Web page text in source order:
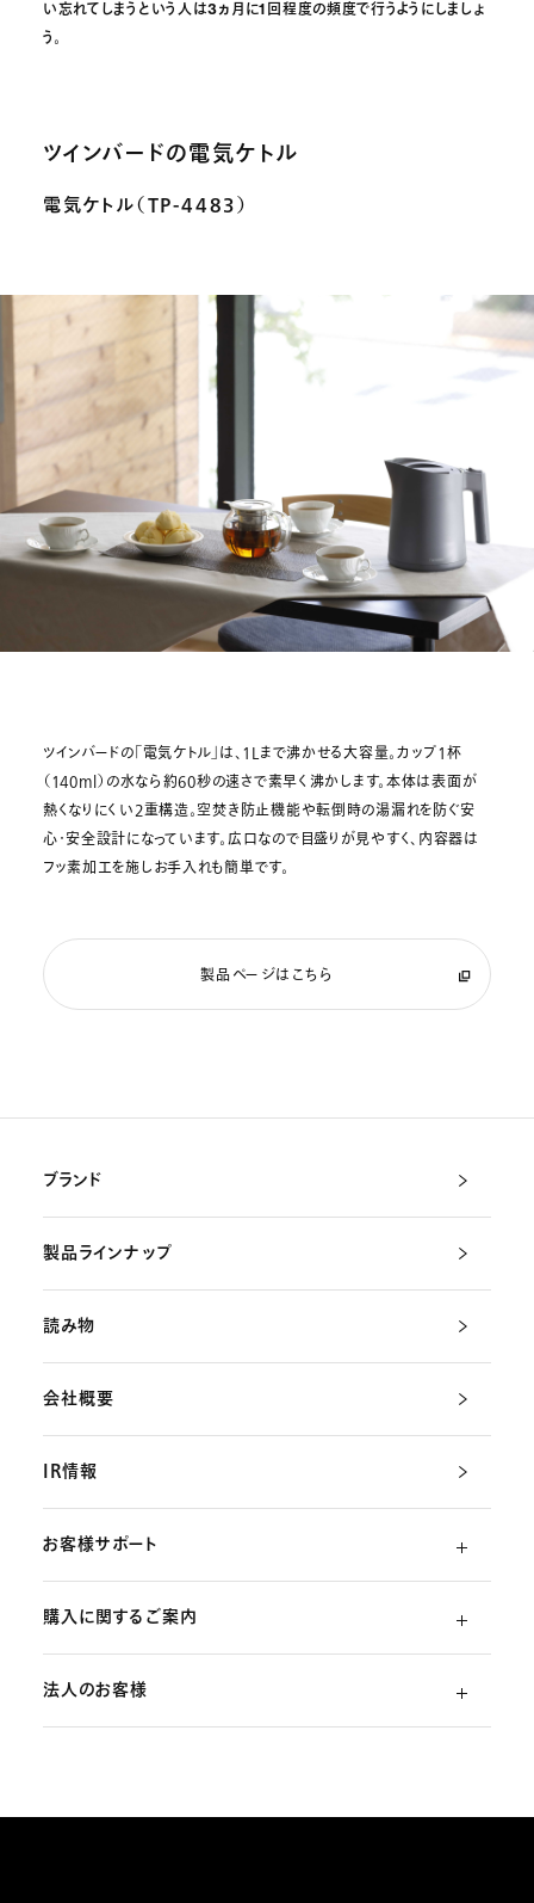
い忘れてしまうという人は3ヵ月に1回程度の頻度で行うようにしましょ
う。
ツインバードの電気ケトル
電気ケトル（TP-4483）
ツインバードの「電気ケトル」は、1Lまで沸かせる大容量。カップ1杯
（140ml）の水なら約60秒の速さで素早く沸かします。本体は表面が
熱くなりにくい2重構造。空焚き防止機能や転倒時の湯漏れを防ぐ安
心・安全設計になっています。広口なので目盛りが見やすく、内容器は
フッ素加工を施しお手入れも簡単です。
製品ページはこちら
ブランド
製品ラインナップ
読み物
会社概要
IR情報
お客様サポート
よくあるご質問
部品・消耗品のご注文
購入に関するご案内
ご利用ガイド（初めての方）
法人のお客様